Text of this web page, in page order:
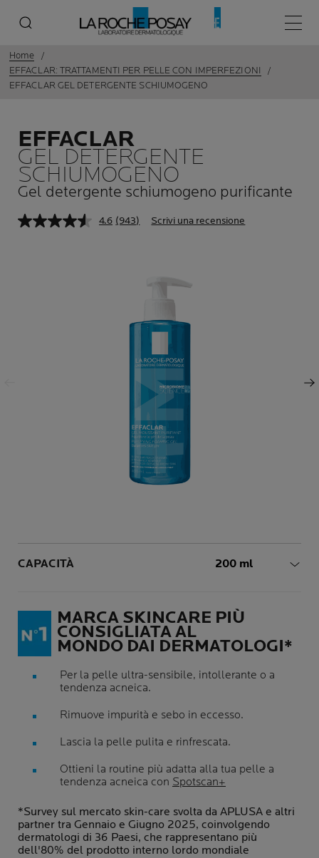
Menù
Home
EFFACLAR: TRATTAMENTI PER PELLE CON IMPERFEZIONI
EFFACLAR GEL DETERGENTE SCHIUMOGENO
EFFACLAR
GEL DETERGENTE
SCHIUMOGENO
Gel detergente schiumogeno purificante
4.6 Leggi
(943) Scrivi una recensione
Pannello successivo
CAPACITÀ Volume
200 ml
MARCA SKINCARE PIÙ
CONSIGLIATA AL
MONDO DAI DERMATOLOGI*
Per la pelle ultra-sensibile, intollerante o a
tendenza acneica.
Rimuove impurità e sebo in eccesso.
Lascia la pelle pulita e rinfrescata.
Ottieni la routine più adatta alla tua pelle a
tendenza acneica con Spotscan+
*Survey sul mercato skin-care svolta da APLUSA e altri
partner tra Gennaio e Giugno 2025, coinvolgendo
dermatologi di 36 Paesi, che rappresentano più
dell'80% del prodotto interno lordo mondiale